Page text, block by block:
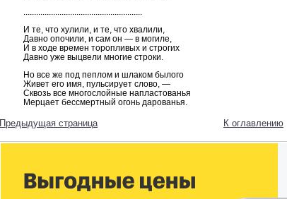
И те, что хулили, и те, что хвалили,
Давно опочили, и сам он — в могиле,
И в ходе времен торопливых и строгих
Давно уже выцвели многие строки.
Но все же под пеплом и шлаком былого
Живет его имя, пульсирует слово, —
Сквозь все многослойные напластованья
Мерцает бессмертный огонь дарованья.
Предыдущая страница К оглавлению